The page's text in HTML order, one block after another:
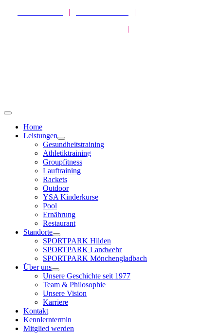
| |
|
Toggle
NavigationHome
Leistungen
Gesundheitstraining
Athletiktraining
Groupfitness
Lauftraining
Rackets
Outdoor
YSA Kinderkurse
Pool
Ernährung
Restaurant
Standorte
SPORTPARK Hilden
SPORTPARK Landwehr
SPORTPARK Mönchengladbach
Über uns
Unsere Geschichte seit 1977
Team & Philosophie
Unsere Vision
Karriere
Kontakt
Kennlerntermin
Mitglied werden